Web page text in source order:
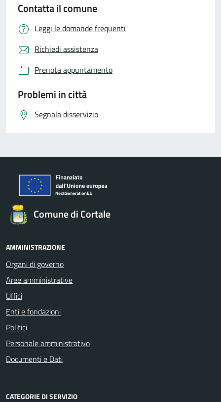
Contatta il comune
Leggi le domande frequenti
Richiedi assistenza
Prenota appuntamento
Problemi in città
Segnala disservizio
Comune di Cortale
AMMINISTRAZIONE
Organi di governo
Aree amministrative
Uffici
Enti e fondazioni
Politici
Personale amministrativo
Documenti e Dati
CATEGORIE DI SERVIZIO